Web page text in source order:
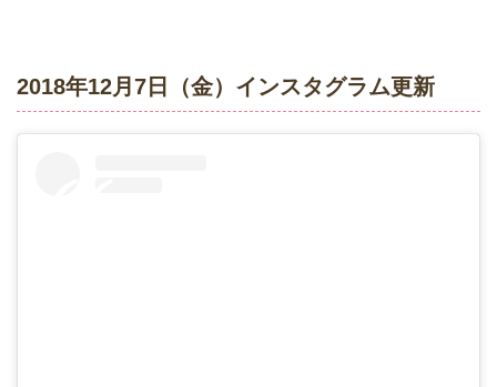
2018年12月7日（金）インスタグラム更新